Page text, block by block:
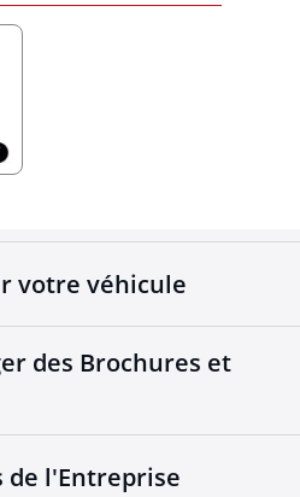
votre véhicule
des Brochures et
de l'Entreprise